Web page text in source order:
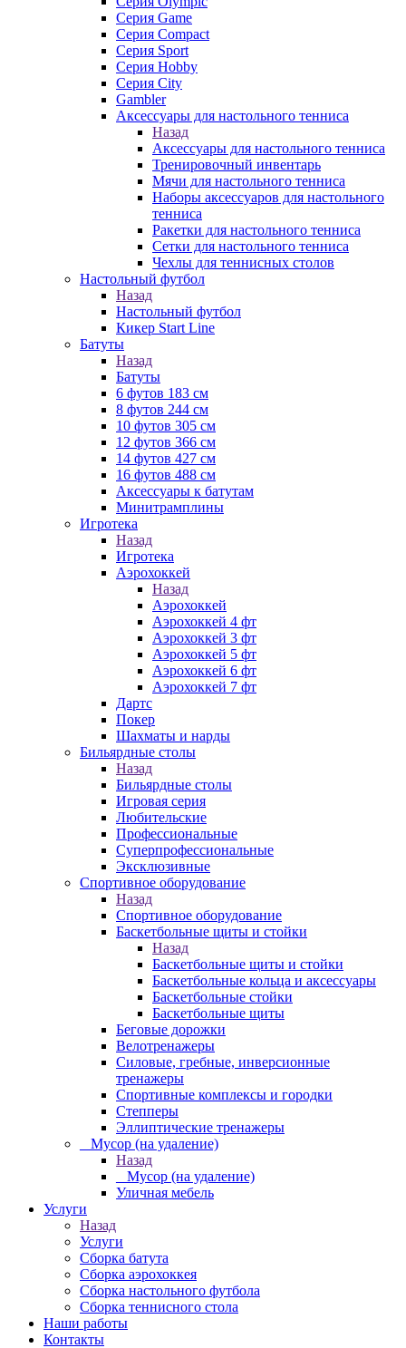
Серия Game
Серия Compact
Серия Sport
Серия Hobby
Серия City
Gambler
Аксессуары для настольного тенниса
Назад
Аксессуары для настольного тенниса
Тренировочный инвентарь
Мячи для настольного тенниса
Наборы аксессуаров для настольного
тенниса
Ракетки для настольного тенниса
Сетки для настольного тенниса
Чехлы для теннисных столов
Настольный футбол
Назад
Настольный футбол
Кикер Start Line
Батуты
Назад
Батуты
6 футов 183 см
8 футов 244 см
10 футов 305 см
12 футов 366 см
14 футов 427 см
16 футов 488 см
Аксессуары к батутам
Минитрамплины
Игротека
Назад
Игротека
Аэрохоккей
Назад
Аэрохоккей
Аэрохоккей 4 фт
Аэрохоккей 3 фт
Аэрохоккей 5 фт
Аэрохоккей 6 фт
Аэрохоккей 7 фт
Дартс
Покер
Шахматы и нарды
Бильярдные столы
Назад
Бильярдные столы
Игровая серия
Любительские
Профессиональные
Суперпрофессиональные
Эксклюзивные
Спортивное оборудование
Назад
Спортивное оборудование
Баскетбольные щиты и стойки
Назад
Баскетбольные щиты и стойки
Баскетбольные кольца и аксессуары
Баскетбольные стойки
Баскетбольные щиты
Беговые дорожки
Велотренажеры
Силовые, гребные, инверсионные
тренажеры
Спортивные комплексы и городки
Степперы
Эллиптические тренажеры
_ Мусор (на удаление)
Назад
_ Мусор (на удаление)
Уличная мебель
Услуги
Назад
Услуги
Сборка батута
Сборка аэрохоккея
Сборка настольного футбола
Сборка теннисного стола
Наши работы
Контакты